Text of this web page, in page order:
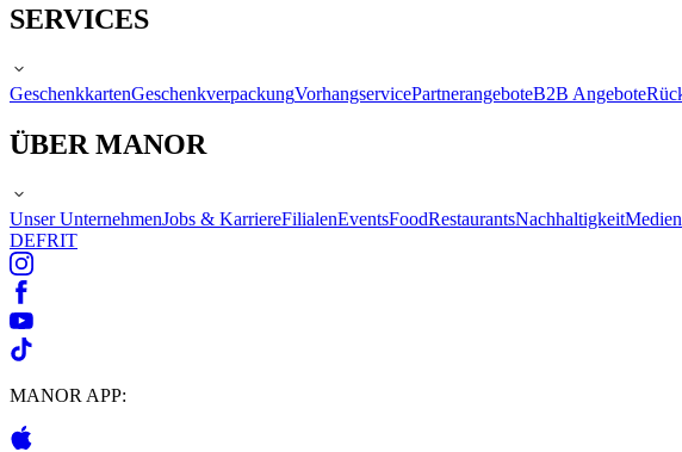
SERVICES
GeschenkkartenGeschenkverpackungVorhangservicePartnerangeboteB2B Angebote
ÜBER MANOR
Unser UnternehmenJobs & KarriereFilialenEventsFoodRestaurantsNachhaltigkeitMedien
DEFRIT
MANOR APP: